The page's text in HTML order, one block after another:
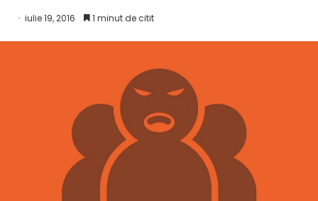
iulie 19, 2016 1 minut de citit